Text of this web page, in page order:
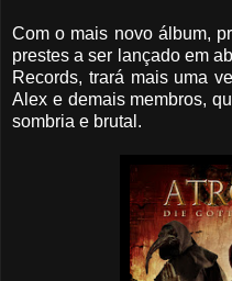
Com o mais novo álbum,
prestes a ser lançado em
Records, trará mais uma
Alex e demais membros,
sombria e brutal.